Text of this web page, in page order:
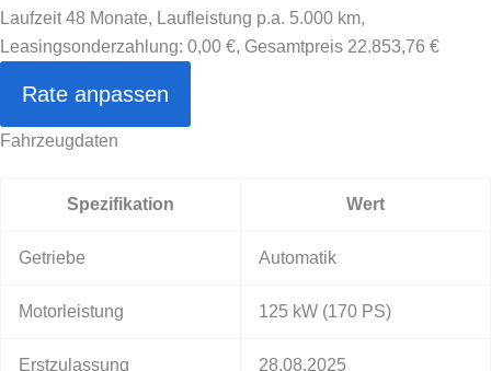
Laufzeit 48 Monate, Laufleistung p.a. 5.000 km,
Leasingsonderzahlung: 0,00 €, Gesamtpreis 22.853,76 €
Rate anpassen
Fahrzeugdaten
Spezifikation Wert
Getriebe Automatik
Motorleistung 125 kW (170 PS)
Erstzulassung 28.08.2025